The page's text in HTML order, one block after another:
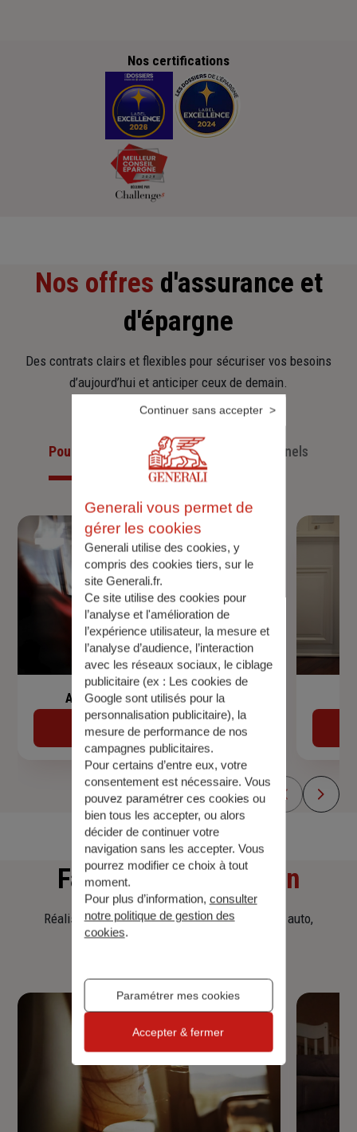
Nos certifications
Nos offres d'assurance et
d'épargne
Des contrats clairs et flexibles pour sécuriser vos besoins
d’aujourd’hui et anticiper ceux de demain.
Pour les particuliersPour les professionnels
Assurance de prêt immobilier
Découvrir
Faitesune simulation
Réalisez une simulation tarifaire d'assurance, auto,
habitation, prêt immobilier.
Generali vous permet de
gérer les cookies
Generali utilise des cookies, y
compris des cookies tiers, sur le
site Generali.fr.
Ce site utilise des cookies pour
l’analyse et l'amélioration de
l’expérience utilisateur, la mesure et
l’analyse d’audience, l’interaction
avec les réseaux sociaux, le ciblage
publicitaire (ex : Les cookies de
Google sont utilisés pour la
personnalisation publicitaire), la
mesure de performance de nos
campagnes publicitaires.
Pour certains d’entre eux, votre
consentement est nécessaire. Vous
pouvez paramétrer ces cookies ou
bien tous les accepter, ou alors
décider de continuer votre
navigation sans les accepter. Vous
pourrez modifier ce choix à tout
moment.
Pour plus d’information, consulter
notre politique de gestion des
cookies.
Paramétrer mes cookies
Continuer sans accepter
Accepter & fermer